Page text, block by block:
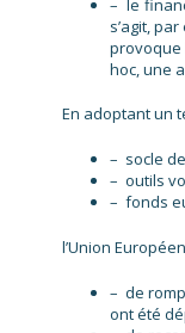
– le
s’agit,
provoque
hoc, une
En adoptant un
– socle
– outils
– fonds
l’Union
– de
ont été